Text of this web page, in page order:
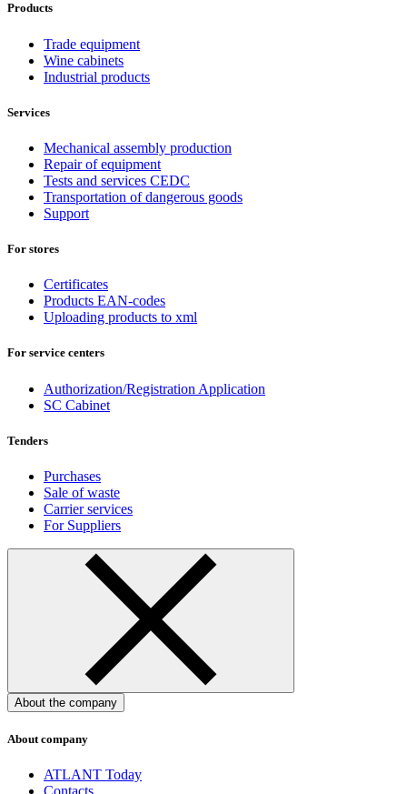
Products
Trade equipment
Wine cabinets
Industrial products
Services
Mechanical assembly production
Repair of equipment
Tests and services CEDC
Transportation of dangerous goods
Support
For stores
Certificates
Products EAN-codes
Uploading products to xml
For service centers
Authorization/Registration Application
SC Cabinet
Tenders
Purchases
Sale of waste
Carrier services
For Suppliers
About the company
About company
ATLANT Today